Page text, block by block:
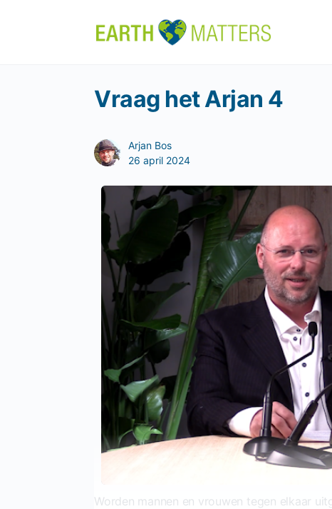
Vraag het Arjan 4
Arjan Bos
26 april 2024
Worden mannen en vrouwen tegen elkaar